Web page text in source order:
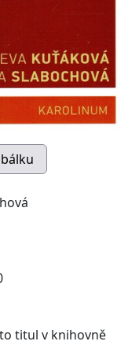
titul v knihovně